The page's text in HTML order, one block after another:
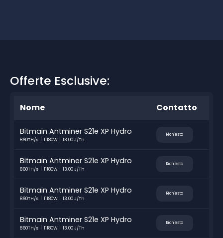
Offerte Esclusive:
Nome Contatto
Bitmain Antminer S21e XP Hydro
860TH/s 11180W 13.00 J/Th
Richiesta
Bitmain Antminer S21e XP Hydro
860TH/s 11180W 13.00 J/Th
Richiesta
Bitmain Antminer S21e XP Hydro
860TH/s 11180W 13.00 J/Th
Richiesta
Bitmain Antminer S21e XP Hydro
860TH/s 11180W 13.00 J/Th
Richiesta